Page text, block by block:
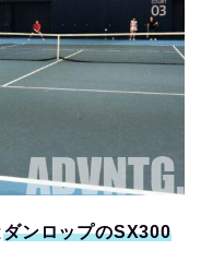
ダンロップのSX300